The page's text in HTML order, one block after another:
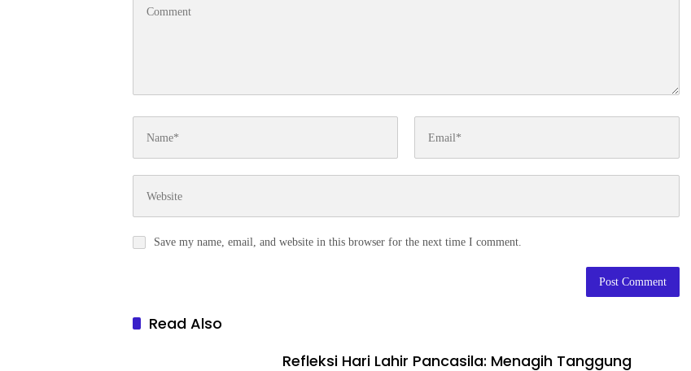
Save my name, email, and website in this browser for the next time I comment.
Read Also
Refleksi Hari Lahir Pancasila: Menagih Tanggung